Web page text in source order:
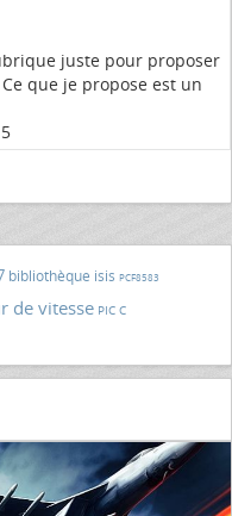
juste pour proposer
que je propose est un
bibliothèque isis PCF8583
de vitesse PIC C